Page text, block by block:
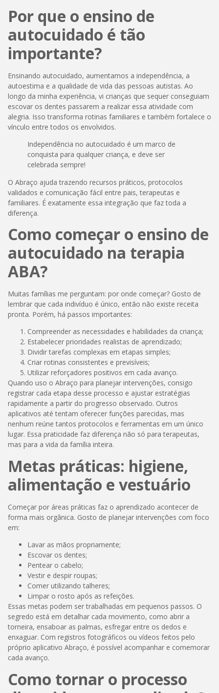
Por que o ensino de
autocuidado é tão
importante?
Ensinando autocuidado, aumentamos a independência, a
autoestima e a qualidade de vida das pessoas autistas. Ao
longo da minha experiência, vi crianças que sequer conseguiam
escovar os dentes passarem a realizar essa atividade com
alegria. Isso transforma rotinas familiares e também fortalece o
vínculo entre todos os envolvidos.
Independência no autocuidado é um marco de
conquista para qualquer criança, e deve ser
celebrada sempre!
O Abraço ajuda trazendo recursos práticos, protocolos
validados e comunicação fácil entre pais, terapeutas e
familiares. É exatamente essa integração que faz toda a
diferença.
Como começar o ensino de
autocuidado na terapia
ABA?
Muitas famílias me perguntam: por onde começar? Gosto de
lembrar que cada indivíduo é único, então não existe receita
pronta. Porém, há passos importantes:
Compreender as necessidades e habilidades da criança;
Estabelecer prioridades realistas de aprendizado;
Dividir tarefas complexas em etapas simples;
Criar rotinas consistentes e previsíveis;
Utilizar reforçadores positivos em cada avanço.
Quando uso o Abraço para planejar intervenções, consigo
registrar cada etapa desse processo e ajustar estratégias
rapidamente a partir do progresso observado. Outros
aplicativos até tentam oferecer funções parecidas, mas
nenhum reúne tantos protocolos e ferramentas em um único
lugar. Essa praticidade faz diferença não só para terapeutas,
mas para a vida da família inteira.
Metas práticas: higiene,
alimentação e vestuário
Começar por áreas práticas faz o aprendizado acontecer de
forma mais orgânica. Gosto de planejar intervenções com foco
em:
Lavar as mãos propriamente;
Escovar os dentes;
Pentear o cabelo;
Vestir e despir roupas;
Comer utilizando talheres;
Limpar o rosto após as refeições.
Essas metas podem ser trabalhadas em pequenos passos. O
segredo está em detalhar cada movimento, como abrir a
torneira, ensaboar as palmas, esfregar entre os dedos e
enxaguar. Com registros fotográficos ou vídeos feitos pelo
próprio aplicativo Abraço, é possível acompanhar e comemorar
cada avanço.
Como tornar o processo